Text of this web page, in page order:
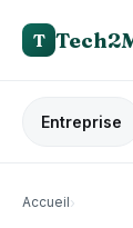
T
Entreprise
Accueil›